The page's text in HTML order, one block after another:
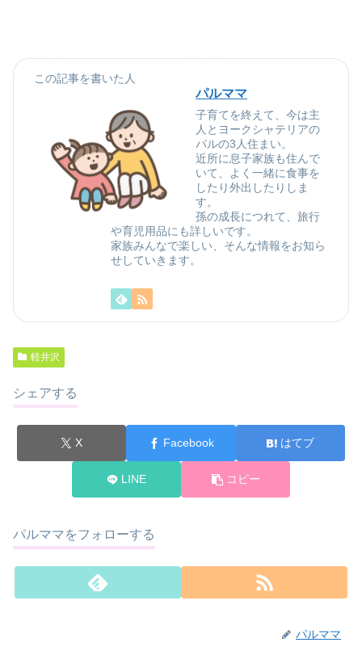
この記事を書いた人
パルママ
子育てを終えて、今は主
人とヨークシャテリアの
パルの3人住まい。
近所に息子家族も住んで
いて、よく一緒に食事を
したり外出したりしま
す。
孫の成長につれて、旅行
や育児用品にも詳しいです。
家族みんなで楽しい、そんな情報をお知ら
せしていきます。
軽井沢
シェアする
X Facebook はてブ
LINE コピー
パルママをフォローする
パルママ